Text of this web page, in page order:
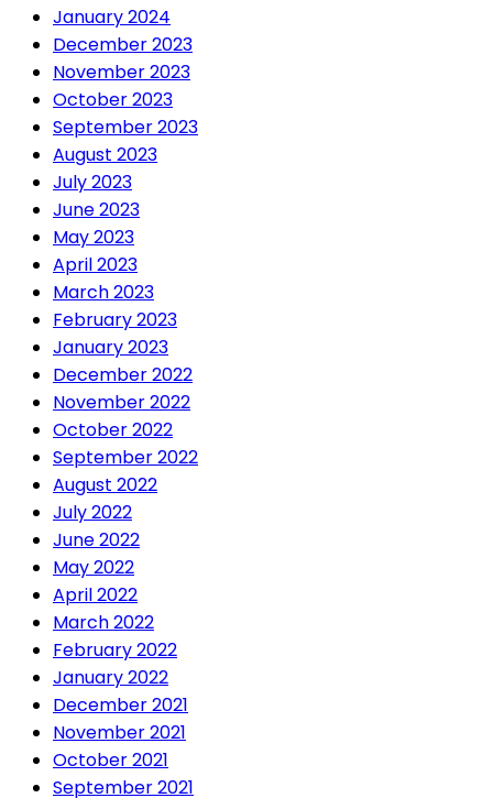
January 2024
December 2023
November 2023
October 2023
September 2023
August 2023
July 2023
June 2023
May 2023
April 2023
March 2023
February 2023
January 2023
December 2022
November 2022
October 2022
September 2022
August 2022
July 2022
June 2022
May 2022
April 2022
March 2022
February 2022
January 2022
December 2021
November 2021
October 2021
September 2021